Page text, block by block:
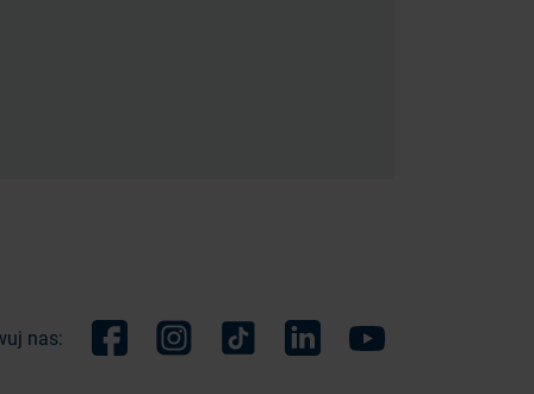
nas: